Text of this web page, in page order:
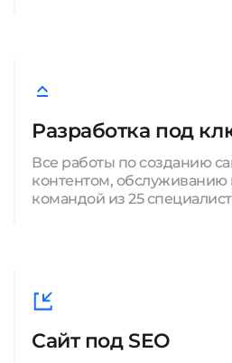
Разработка под
Все работы по созданию
контентом,
командой из 25
Сайт под SEO